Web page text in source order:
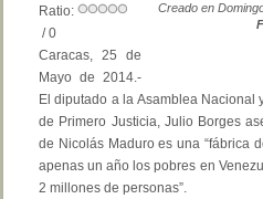
Creado en
Ratio:
/ 0
Caracas, 25 de
Mayo de 2014.-
El diputado a la Asamblea Nacional
de Primero Justicia, Julio Borges
de Nicolás Maduro es una “fábrica
apenas un año los pobres en
2 millones de personas”.